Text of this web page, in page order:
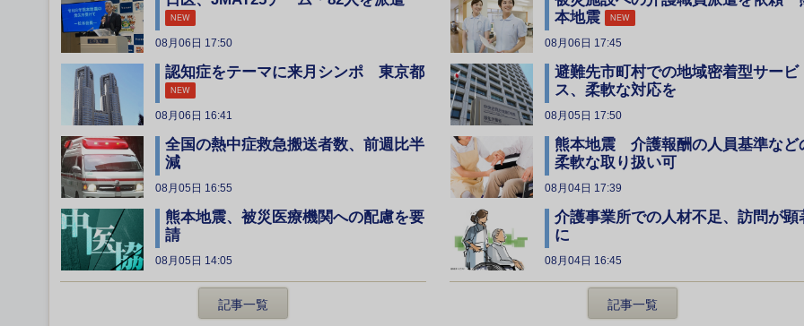
NEW
08月06日 17:50
認知症をテーマに来月シンポ 東京都
NEW
08月06日 16:41
全国の熱中症救急搬送者数、前週比半
減
08月05日 16:55
熊本地震、被災医療機関への配慮を要
請
08月05日 14:05
記事一覧
本地震
NEW
08月06日 17:45
避難先市町村での地域密着型サービ
ス、柔軟な対応を
08月05日 17:50
熊本地震 介護報酬の人員基準など
柔軟な取り扱い可
08月04日 17:39
介護事業所での人材不足、訪問が顕
に
08月04日 16:45
記事一覧